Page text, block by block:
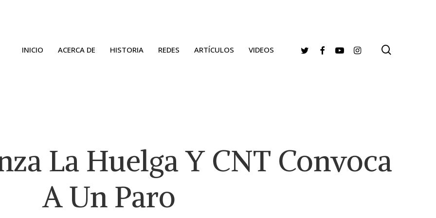
INICIO ACERCA DE HISTORIA REDES ARTÍCULOS VIDEOS TWITTERFACEBOOKYOUTUBEINSTAGRAM
La Huelga Y CNT Convoca
A Un Paro